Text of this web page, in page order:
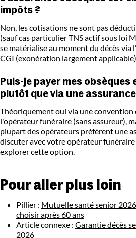
impôts ?
Non, les cotisations ne sont pas
(sauf cas particulier TNS actif sous loi
se matérialise au moment du décès via
CGI (exonération largement applicable).
Puis-je payer mes obsèques
plutôt que via une
Théoriquement oui via une convention
l'opérateur funéraire (sans assureur),
plupart des opérateurs préfèrent une
discuter avec votre opérateur
explorer cette option.
Pour aller plus loin
Pillier : Mutuelle santé senior
choisir après 60 ans
Article connexe : Garantie décès
2026